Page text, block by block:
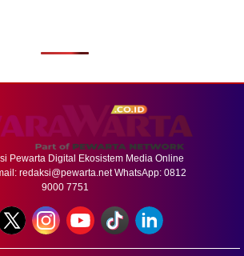
Pewarta Digital Ekosistem Media Online
redaksi@pewarta.netWhatsApp: 0812
9000 7751